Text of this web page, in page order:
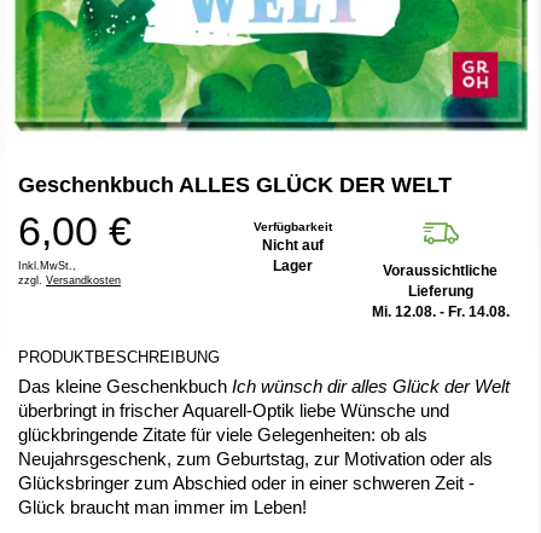
Anfang
Bildergalerie
springen
Geschenkbuch ALLES GLÜCK DER WELT
6,00 €
Inkl.MwSt.,
zzgl. Versandkosten
Verfügbarkeit
Nicht auf
Lager
Voraussichtliche
Lieferung
Mi. 12.08. - Fr. 14.08.
PRODUKTBESCHREIBUNG
Das kleine Geschenkbuch Ich wünsch dir alles Glück der Welt
überbringt in frischer Aquarell-Optik liebe Wünsche und
glückbringende Zitate für viele Gelegenheiten: ob als
Neujahrsgeschenk, zum Geburtstag, zur Motivation oder als
Glücksbringer zum Abschied oder in einer schweren Zeit -
Glück braucht man immer im Leben!